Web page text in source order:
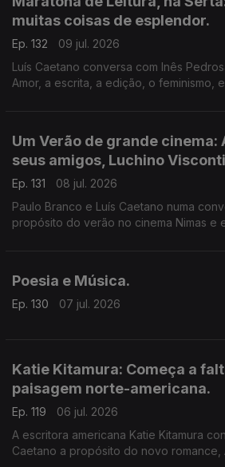
muitas coisas de esplendor.
Ep. 132
09 jul. 2026
Luís Caetano conversa com Inês
Amor, a escrita, a edição, o feminismo,
Um Verão de grande cinema:
seus amigos, Luchino
Ep. 131
08 jul. 2026
Paulo Branco e Luís Caetano numa
propósito do verão no cinema Nimas e
Poesia e Música.
Ep. 130 07 jul. 2026
Katie Kitamura: Começa a
paisagem norte-americana.
Ep. 119
06 jul. 2026
A escritora americana Katie Kitamura
Caetano a propósito do novo romance,